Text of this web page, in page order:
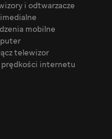
i odtwarzacze
mobilne
telewizor
prędkości internetu